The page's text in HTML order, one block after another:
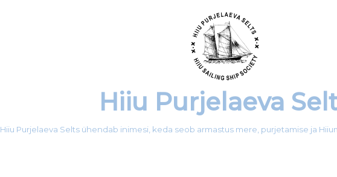
Hiiu Purjelaeva
Hiiu Purjelaeva Selts ühendab inimesi, keda seob armastus mere, purjetamise ja